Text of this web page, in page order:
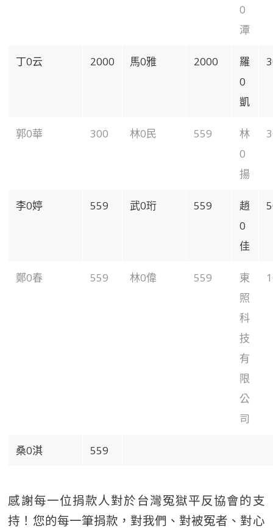
0
潭
丁0云 2000 馬0雅 2000
羅
0
凱
郭0華 300 林0民 559
林
0
揚
李0婷 559 武0珩 559
趙
0
佳
鄭0春 559 林0偉 559
東
照
科
技
有
限
公
司
桑0淇 559
感謝每一位捐款人對於台灣冤獄平反協會的支
持！您的每一筆捐款，對我們、對被冤者、對心